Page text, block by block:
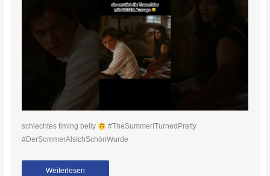
schlechtes timing belly
#TheSummerITurnedPretty
#DerSommerAlsIchSchönWurde
Weiterlesen